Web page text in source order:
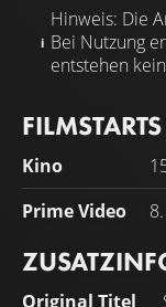
Hinweis: Die
Bei Nutzung
entstehen
FILMSTARTS
Kino
Prime Video
Original Titel